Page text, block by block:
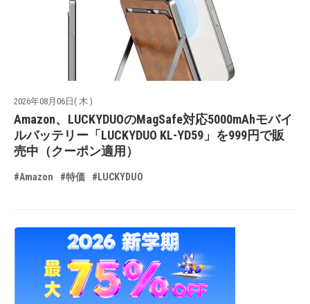
2026年08月06日( 木 )
Amazon、LUCKYDUOのMagSafe対応5000mAhモバイ
ルバッテリー「LUCKYDUO KL-YD59」を999円で販
売中（クーポン適用）
#Amazon #特価 #LUCKYDUO